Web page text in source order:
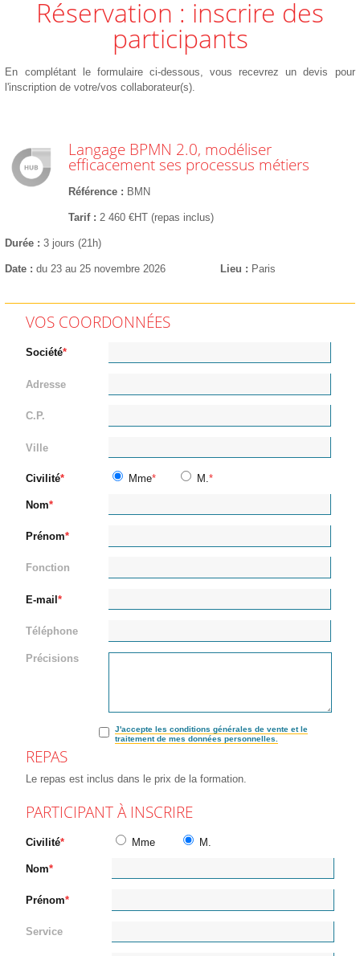
Réservation : inscrire des
participants
En complétant le formulaire ci-dessous, vous recevrez un devis pour
l'inscription de votre/vos collaborateur(s).
Langage BPMN 2.0, modéliser
efficacement ses processus métiers
Référence BMN
Tarif 2 460 €HT (repas inclus)
Durée 3 jours (21h)
Date du 23 au 25 novembre 2026 Lieu Paris
VOS COORDONNÉES
Société
Adresse
C.P.
Ville
Civilité Mme M.
Nom
Prénom
Fonction
E-mail
Téléphone
Précisions
J'accepte les conditions générales de vente et le
traitement de mes données personnelles.
REPAS
Le repas est inclus dans le prix de la formation.
PARTICIPANT À INSCRIRE
Civilité Mme M.
Nom
Prénom
Service